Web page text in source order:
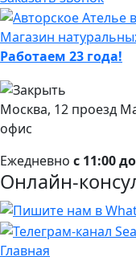
Магазин
Работаем 23 года!
Москва, 12 проезд
офис
Ежедневно с 11:00
Онлайн-
Главная